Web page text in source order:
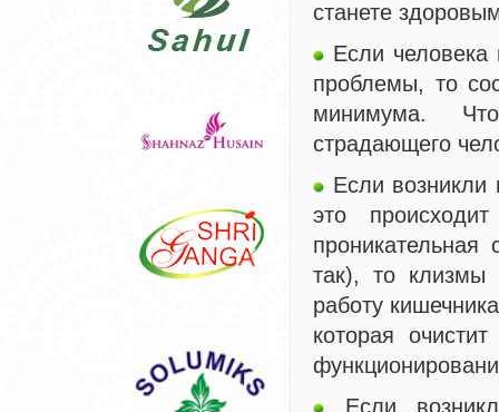
станете
Если человека
проблемы, то
минимума.
страдающего
Если
это
так), то клизмы
работу
которая
Если